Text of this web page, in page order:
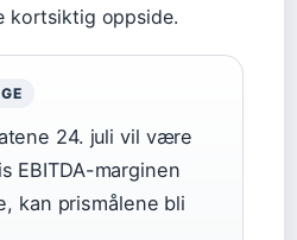
kortsiktig oppside.
24. juli vil være
EBITDA-marginen
kan prismålene bli